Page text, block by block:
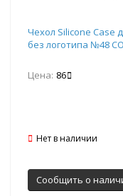
Чехол Silicone Case
без логотипа №48
Цена: 86
Нет в наличии
Сообщить о